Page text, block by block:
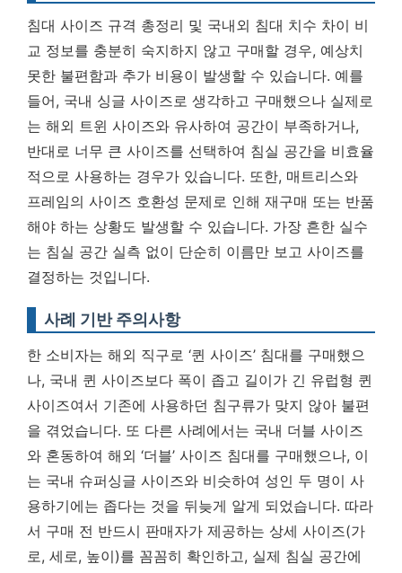
침대 사이즈 규격 총정리 및 국내외 침대 치수 차이 비
교 정보를 충분히 숙지하지 않고 구매할 경우, 예상치
못한 불편함과 추가 비용이 발생할 수 있습니다. 예를
들어, 국내 싱글 사이즈로 생각하고 구매했으나 실제로
는 해외 트윈 사이즈와 유사하여 공간이 부족하거나,
반대로 너무 큰 사이즈를 선택하여 침실 공간을 비효율
적으로 사용하는 경우가 있습니다. 또한, 매트리스와
프레임의 사이즈 호환성 문제로 인해 재구매 또는 반품
해야 하는 상황도 발생할 수 있습니다. 가장 흔한 실수
는 침실 공간 실측 없이 단순히 이름만 보고 사이즈를
결정하는 것입니다.
사례 기반 주의사항
한 소비자는 해외 직구로 ‘퀸 사이즈’ 침대를 구매했으
나, 국내 퀸 사이즈보다 폭이 좁고 길이가 긴 유럽형 퀸
사이즈여서 기존에 사용하던 침구류가 맞지 않아 불편
을 겪었습니다. 또 다른 사례에서는 국내 더블 사이즈
와 혼동하여 해외 ‘더블’ 사이즈 침대를 구매했으나, 이
는 국내 슈퍼싱글 사이즈와 비슷하여 성인 두 명이 사
용하기에는 좁다는 것을 뒤늦게 알게 되었습니다. 따라
서 구매 전 반드시 판매자가 제공하는 상세 사이즈(가
로, 세로, 높이)를 꼼꼼히 확인하고, 실제 침실 공간에